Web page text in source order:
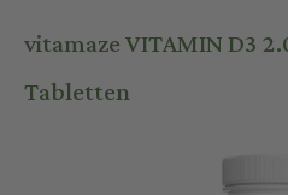
vitamaze VITAMIN D3
Tabletten